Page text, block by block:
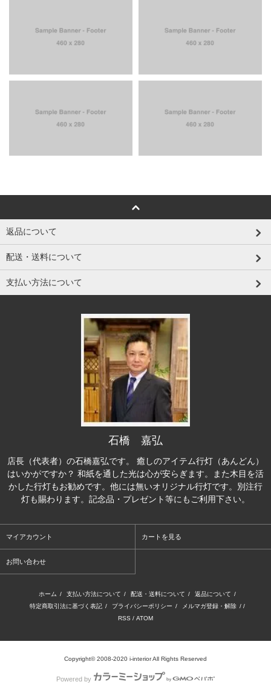
返品について
配送・送料について
支払い方法について
石橋 嘉弘
店長（代表者）の石橋嘉弘です。 癒しのアイテム行灯（あんどん）
はいかがですか？ 和紙を通した光は心が安らぎます。また木目を活
かした行灯もお勧めです。他には無いオリジナル行灯です。別注行
灯も賜わります。記念品・プレゼント等にもご利用下さい。
マイアカウント カートを見る
お問い合わせ
ホーム / 支払い方法について / 配送・送料について / 返品について /
特定商取引法に基づく表記 / プライバシーポリシー / メルマガ登録・解除 / /
RSS / ATOM
Copyright© 2008-2020 i-interior All Rights Reserved
Powered by